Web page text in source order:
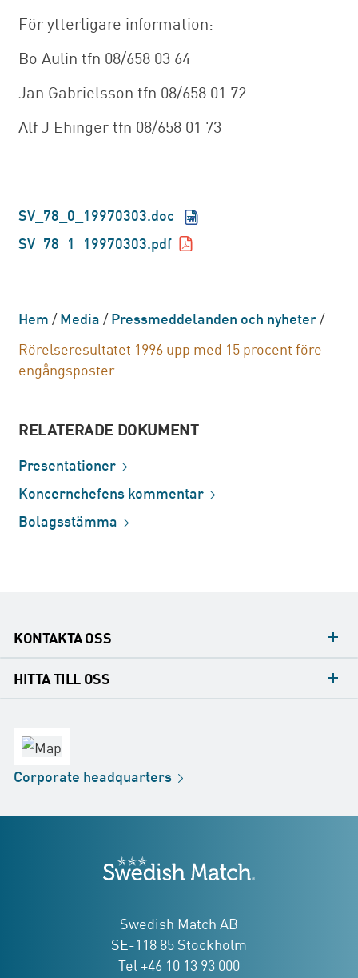
För ytterligare information:
Bo Aulin tfn 08/658 03 64
Jan Gabrielsson tfn 08/658 01 72
Alf J Ehinger tfn 08/658 01 73
SV_78_0_19970303.doc
SV_78_1_19970303.pdf
Hem/Media/Pressmeddelanden och nyheter/
Rörelseresultatet 1996 upp med 15 procent före
engångsposter
RELATERADE DOKUMENT
Presentationer
Koncernchefenskommentar
Bolagsstämma
KONTAKTA OSS
Konsumentkontakt
HITTA TILL OSS
Försäljningskontor
Distribution
Butik
Corporate headquarters
Swedish Match
Swedish Match AB
SE-118 85 Stockholm
Tel +46 10 13 93 000